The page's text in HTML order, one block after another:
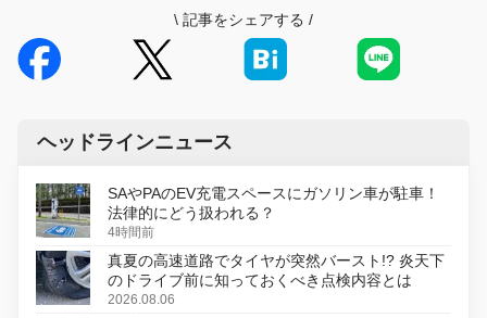
\ 記事をシェアする /
ヘッドラインニュース
SAやPAのEV充電スペースにガソリン車が駐車！
法律的にどう扱われる？
4時間前
真夏の高速道路でタイヤが突然バースト!? 炎天下
のドライブ前に知っておくべき点検内容とは
2026.08.06